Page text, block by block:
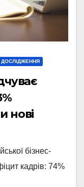
ДОСЛІДЖЕННЯ
нові
бізнес-
кадрів: 74%